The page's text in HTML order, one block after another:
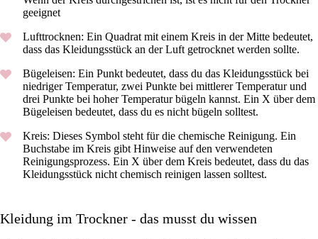
geeignet
Lufttrocknen: Ein Quadrat mit einem Kreis in der Mitte bedeutet,
dass das Kleidungsstück an der Luft getrocknet werden sollte.
Bügeleisen: Ein Punkt bedeutet, dass du das Kleidungsstück bei
niedriger Temperatur, zwei Punkte bei mittlerer Temperatur und
drei Punkte bei hoher Temperatur bügeln kannst. Ein X über dem
Bügeleisen bedeutet, dass du es nicht bügeln solltest.
Kreis: Dieses Symbol steht für die chemische Reinigung. Ein
Buchstabe im Kreis gibt Hinweise auf den verwendeten
Reinigungsprozess. Ein X über dem Kreis bedeutet, dass du das
Kleidungsstück nicht chemisch reinigen lassen solltest.
Kleidung im Trockner - das musst du wissen